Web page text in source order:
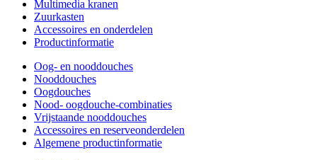
Multimedia kranen
Zuurkasten
Accessoires en onderdelen
Productinformatie
Oog- en nooddouches
Nooddouches
Oogdouches
Nood- oogdouche-combinaties
Vrijstaande nooddouches
Accessoires en reserveonderdelen
Algemene productinformatie